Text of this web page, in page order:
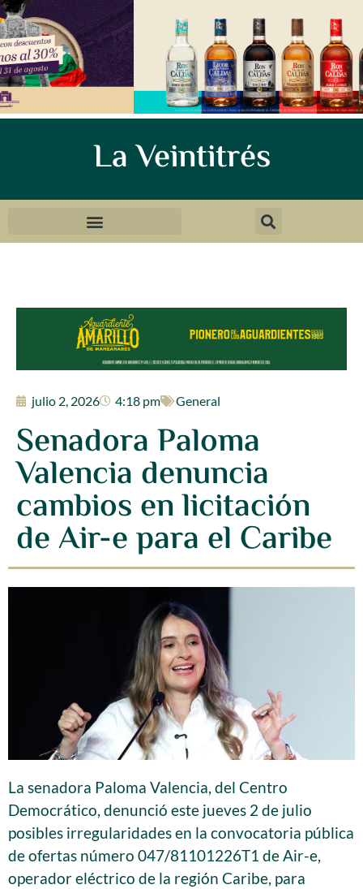
La Veintitrés
julio 2, 2026 4:18 pm General
Senadora Paloma
Valencia denuncia
cambios en licitación
de Air-e para el Caribe
La senadora Paloma Valencia, del Centro
Democrático, denunció este jueves 2 de julio
posibles irregularidades en la convocatoria pública
de ofertas número 047/81101226T1 de Air-e,
operador eléctrico de la región Caribe, para